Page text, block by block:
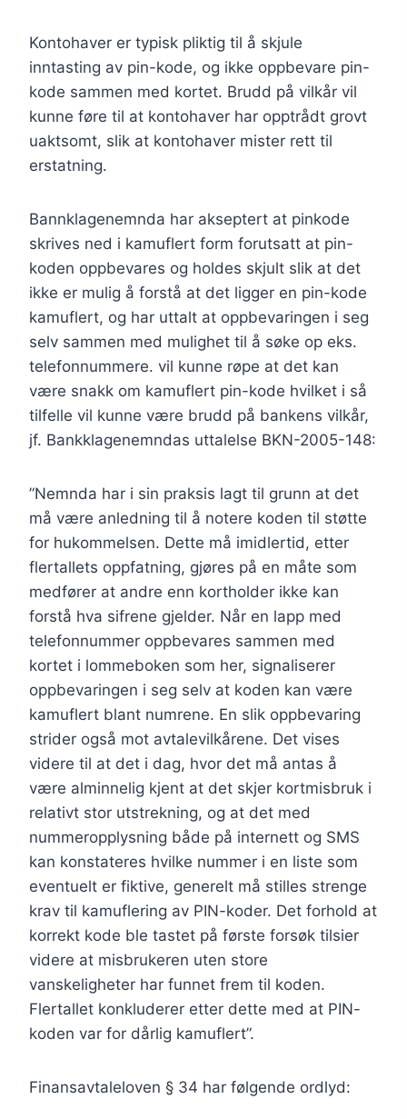
Kontohaver er typisk pliktig til å skjule
inntasting av pin-kode, og ikke oppbevare pin-
kode sammen med kortet. Brudd på vilkår vil
kunne føre til at kontohaver har opptrådt grovt
uaktsomt, slik at kontohaver mister rett til
erstatning.
Bannklagenemnda har akseptert at pinkode
skrives ned i kamuflert form forutsatt at pin-
koden oppbevares og holdes skjult slik at det
ikke er mulig å forstå at det ligger en pin-kode
kamuflert, og har uttalt at oppbevaringen i seg
selv sammen med mulighet til å søke op eks.
telefonnummere. vil kunne røpe at det kan
være snakk om kamuflert pin-kode hvilket i så
tilfelle vil kunne være brudd på bankens vilkår,
jf. Bankklagenemndas uttalelse BKN-2005-148:
”Nemnda har i sin praksis lagt til grunn at det
må være anledning til å notere koden til støtte
for hukommelsen. Dette må imidlertid, etter
flertallets oppfatning, gjøres på en måte som
medfører at andre enn kortholder ikke kan
forstå hva sifrene gjelder. Når en lapp med
telefonnummer oppbevares sammen med
kortet i lommeboken som her, signaliserer
oppbevaringen i seg selv at koden kan være
kamuflert blant numrene. En slik oppbevaring
strider også mot avtalevilkårene. Det vises
videre til at det i dag, hvor det må antas å
være alminnelig kjent at det skjer kortmisbruk i
relativt stor utstrekning, og at det med
nummeropplysning både på internett og SMS
kan konstateres hvilke nummer i en liste som
eventuelt er fiktive, generelt må stilles strenge
krav til kamuflering av PIN-koder. Det forhold at
korrekt kode ble tastet på første forsøk tilsier
videre at misbrukeren uten store
vanskeligheter har funnet frem til koden.
Flertallet konkluderer etter dette med at PIN-
koden var for dårlig kamuflert”.
Finansavtaleloven § 34 har følgende ordlyd: